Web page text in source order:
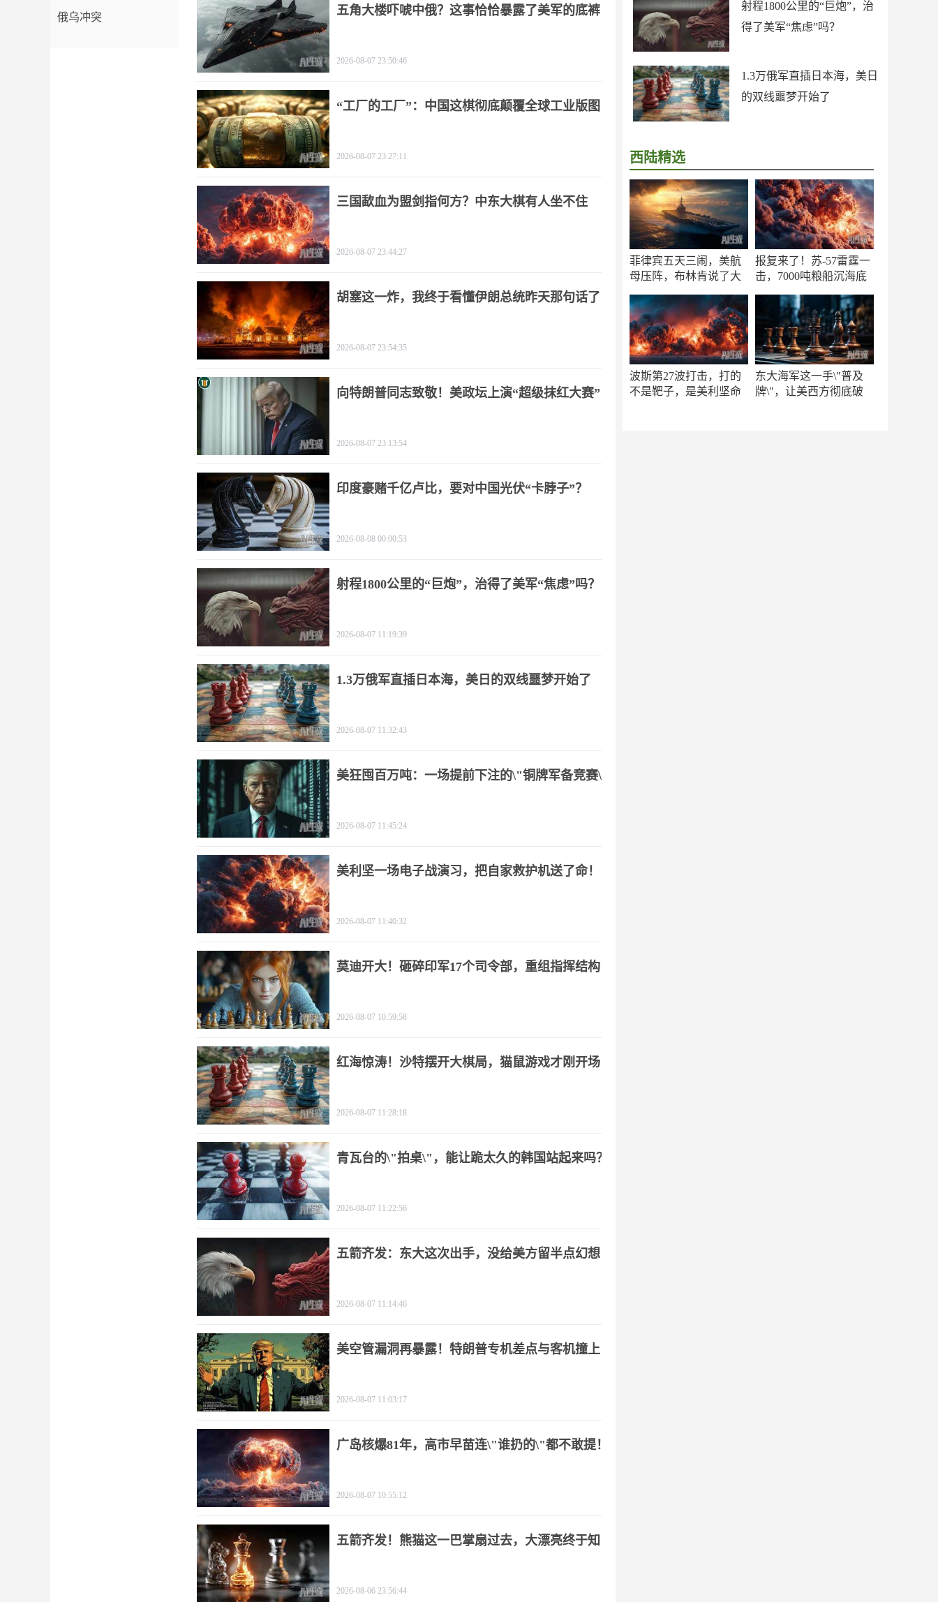
射程1800公里的“巨炮”，治
得了美军“焦虑”吗？
1.3万俄军直插日本海，美日
的双线噩梦开始了
西陆精选
菲律宾五天三闹，美航
母压阵，布林肯说了大
报复来了！苏-57雷霆一
击，7000吨粮船沉海底
波斯第27波打击，打的
不是靶子，是美利坚命
东大海军这一手\"普及
牌\"，让美西方彻底破
俄乌冲突 五角大楼吓唬中俄？这事恰恰暴露了美军的底裤
2026-08-07 23:50:46
“工厂的工厂”：中国这棋彻底颠覆全球工业版图
2026-08-07 23:27:11
三国歃血为盟剑指何方？中东大棋有人坐不住
2026-08-07 23:44:27
胡塞这一炸，我终于看懂伊朗总统昨天那句话了
2026-08-07 23:54:35
向特朗普同志致敬！美政坛上演“超级抹红大赛”
2026-08-07 23:13:54
印度豪赌千亿卢比，要对中国光伏“卡脖子”？
2026-08-08 00:00:53
射程1800公里的“巨炮”，治得了美军“焦虑”吗？
2026-08-07 11:19:39
1.3万俄军直插日本海，美日的双线噩梦开始了
2026-08-07 11:32:43
美狂囤百万吨：一场提前下注的\"铜牌军备竞赛\"
2026-08-07 11:45:24
美利坚一场电子战演习，把自家救护机送了命！
2026-08-07 11:40:32
莫迪开大！砸碎印军17个司令部，重组指挥结构
2026-08-07 10:59:58
红海惊涛！沙特摆开大棋局，猫鼠游戏才刚开场
2026-08-07 11:28:18
青瓦台的\"拍桌\"，能让跪太久的韩国站起来吗？
2026-08-07 11:22:56
五箭齐发：东大这次出手，没给美方留半点幻想
2026-08-07 11:14:46
美空管漏洞再暴露！特朗普专机差点与客机撞上
2026-08-07 11:03:17
广岛核爆81年，高市早苗连\"谁扔的\"都不敢提！
2026-08-07 10:55:12
五箭齐发！熊猫这一巴掌扇过去，大漂亮终于知
2026-08-06 23:56:44